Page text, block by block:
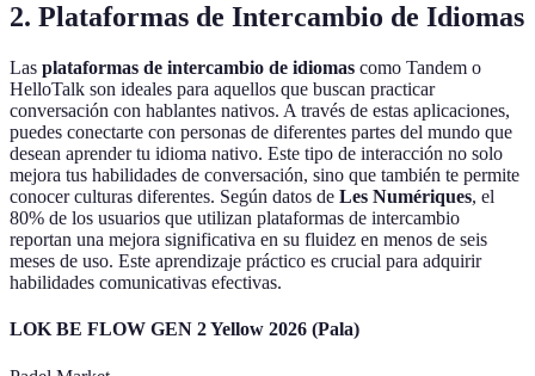
2. Plataformas de Intercambio de Idiomas
Las plataformas de intercambio de idiomas como Tandem o
HelloTalk son ideales para aquellos que buscan practicar
conversación con hablantes nativos. A través de estas aplicaciones,
puedes conectarte con personas de diferentes partes del mundo que
desean aprender tu idioma nativo. Este tipo de interacción no solo
mejora tus habilidades de conversación, sino que también te permite
conocer culturas diferentes. Según datos de Les Numériques, el
80% de los usuarios que utilizan plataformas de intercambio
reportan una mejora significativa en su fluidez en menos de seis
meses de uso. Este aprendizaje práctico es crucial para adquirir
habilidades comunicativas efectivas.
LOK BE FLOW GEN 2 Yellow 2026 (Pala)